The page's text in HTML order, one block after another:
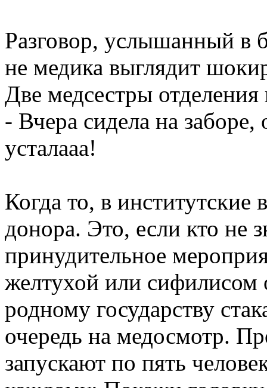
Разговор, услышанный в
не медика выглядит
Две медсестры
- Вчера сидела на заборе,
усталааа!
Когда то, в
донора. Это, если кто не
принудительное
желтухой или сифилисом
родному государству
очередь на медосмотр.
запускают по пять